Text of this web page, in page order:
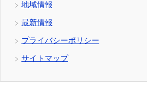
地域情報
最新情報
プライバシーポリシー
サイトマップ